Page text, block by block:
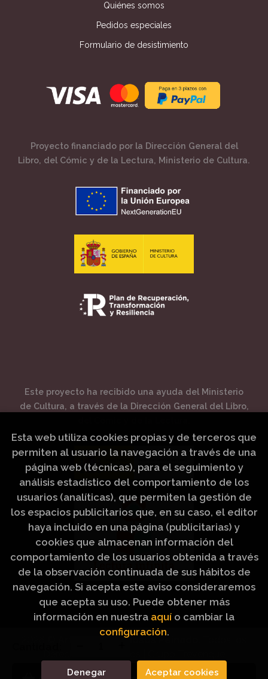
Quiénes somos
Pedidos especiales
Formulario de desistimiento
Proyecto financiado por la Dirección General del
Libro, del Cómic y de la Lectura, Ministerio de Cultura.
Este proyecto ha recibido una ayuda del Ministerio
de Cultura, a través de la Dirección General del Libro,
Artículos Religiosos Peinado
Esta web utiliza cookies propias y de terceros que
permiten al usuario la navegación a través de una
página web (técnicas), para el seguimiento y
análisis estadístico del comportamiento de los
usuarios (analíticas), que permiten la gestión de
los espacios publicitarios que, en su caso, el editor
haya incluido en una página (publicitarias) y
cookies que almacenan información del
comportamiento de los usuarios obtenida a través
de la observación continuada de sus hábitos de
navegación. Si acepta este aviso consideraremos
que acepta su uso. Puede obtener más
información en nuestra aquí o cambiar la
configuración.
Denegar Aceptar cookies